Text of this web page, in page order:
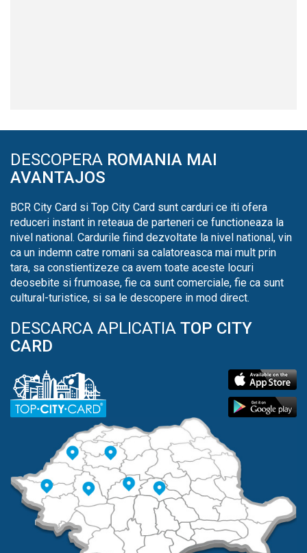
DESCOPERA ROMANIA MAI
AVANTAJOS
BCR City Card si Top City Card sunt carduri ce iti ofera
reduceri instant in reteaua de parteneri ce functioneaza la
nivel national. Cardurile fiind dezvoltate la nivel national, vin
ca un indemn catre romani sa calatoreasca mai mult prin
tara, sa constientizeze ca avem toate aceste locuri
deosebite si frumoase, fie ca sunt comerciale, fie ca sunt
cultural-turistice, si sa le descopere in mod direct.
DESCARCA APLICATIA TOP CITY
CARD